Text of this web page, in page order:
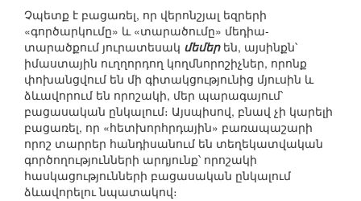
Չպետք է բացառել, որ վերոնշյալ եզրերի
«գործարկումը» և «տարածումը» մեդիա-
տարածքում յուրատեսակ մեմերեն, այսինքն՝
իմաստային ուղղորդող կողմնորոշիչներ, որոնք
փոխանցվում են մի գիտակցությունից մյուսին և
ձևավորում են որոշակի, մեր պարագայում՝
բացասական ընկալում։ Այսպիսով, բնավ չի կարելի
բացառել, որ «հետխորհրդային» բառապաշարի
որոշ տարրեր հանդիսանում են տեղեկատվական
գործողությունների արդյունք՝ որոշակի
հասկացությունների բացասական ընկալում
ձևավորելու նպատակով։